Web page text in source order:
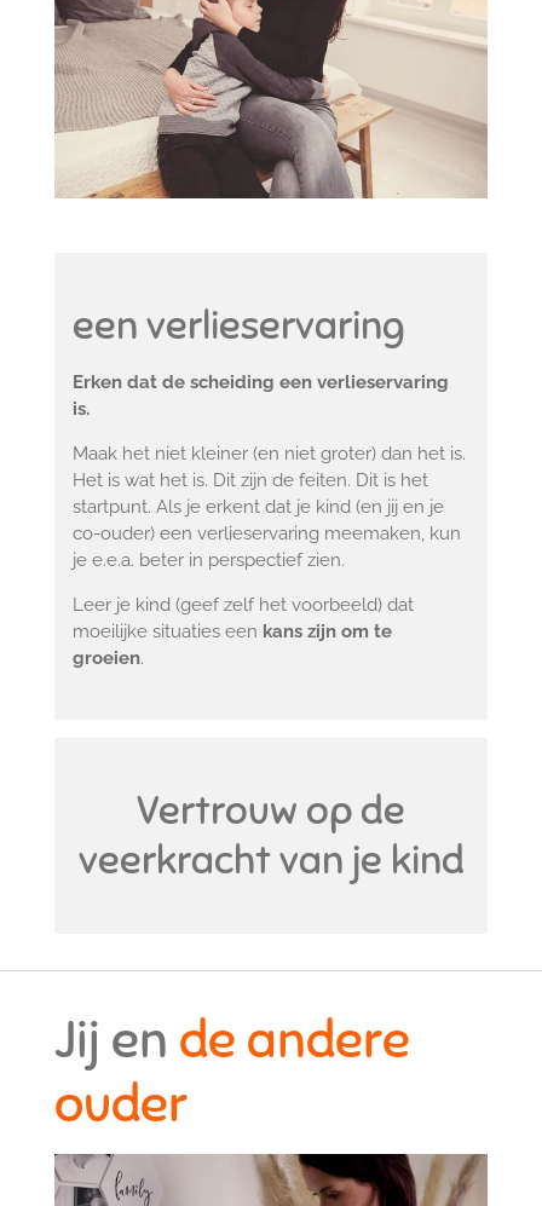
een verlieservaring
Erken dat de scheiding een verlieservaring
is.
Maak het niet kleiner (en niet groter) dan het is.
Het is wat het is. Dit zijn de feiten. Dit is het
startpunt. Als je erkent dat je kind (en jij en je
co-ouder) een verlieservaring meemaken, kun
je e.e.a. beter in perspectief zien.
Leer je kind (geef zelf het voorbeeld) dat
moeilijke situaties een kans zijn om te
groeien.
Vertrouw op de
veerkracht van je kind
Jij en de andere
ouder